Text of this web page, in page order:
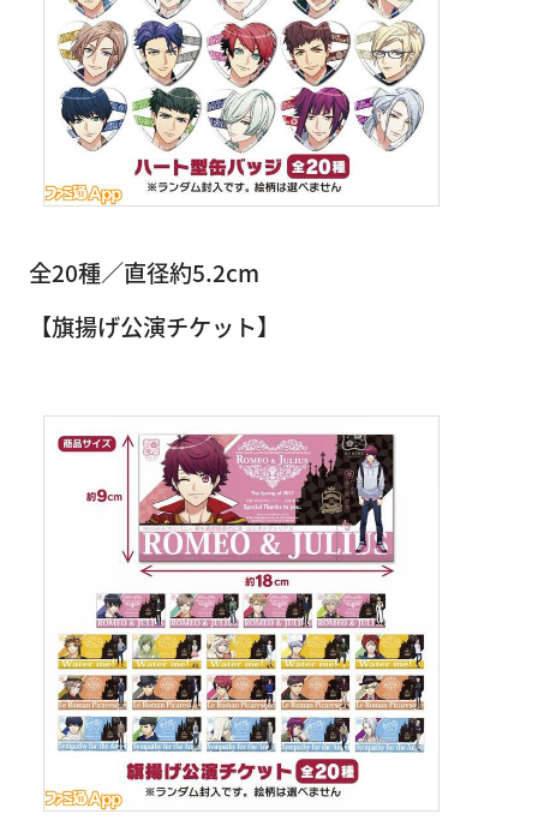
全20種／直径約5.2cm
【旗揚げ公演チケット】